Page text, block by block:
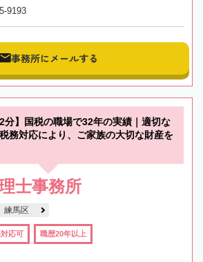
9193
事務所にメールする
分】国税の職場で32年の実績｜適切な
務対応により、ご家族の大切な財産を
士事務所
練馬区
応可 職歴20年以上